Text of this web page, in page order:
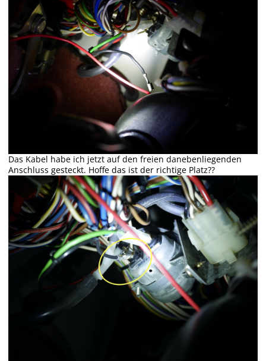
Das Kabel habe ich jetzt auf den freien danebenliegenden
Anschluss gesteckt. Hoffe das ist der richtige Platz??